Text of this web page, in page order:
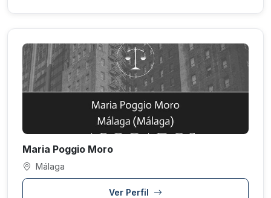
Maria Poggio Moro
Málaga
Ver Perfil